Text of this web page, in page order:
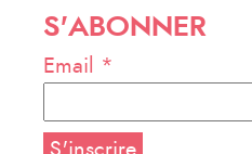
S'ABONNER
Email *